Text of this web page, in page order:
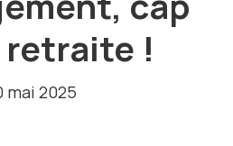
retraite !
mai 2025